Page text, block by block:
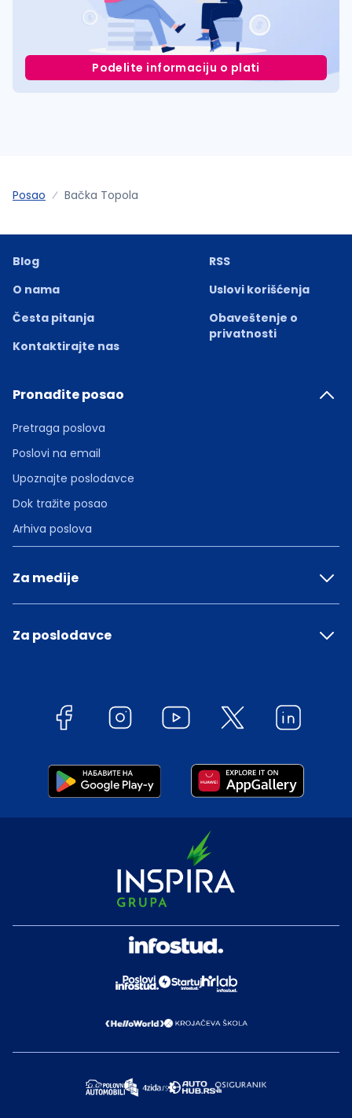
Podelite informaciju o plati
Posao Bačka Topola
Blog
O nama
Česta pitanja
Kontaktirajte nas
RSS
Uslovi korišćenja
Obaveštenje o
privatnosti
Pronađite posao
Pretraga poslova
Poslovi na email
Upoznajte poslodavce
Dok tražite posao
Arhiva poslova
Za medije
Za poslodavce